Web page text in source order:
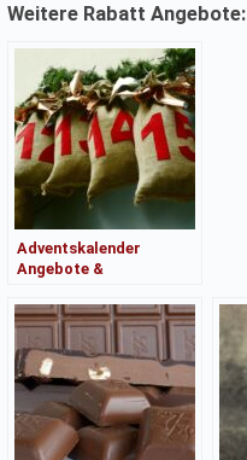
Weitere Rabatt Angebote:
Adventskalender
Angebote &